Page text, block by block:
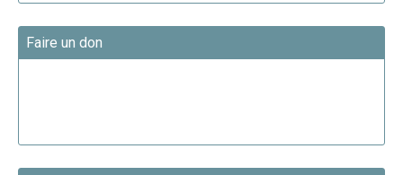
Faire un don